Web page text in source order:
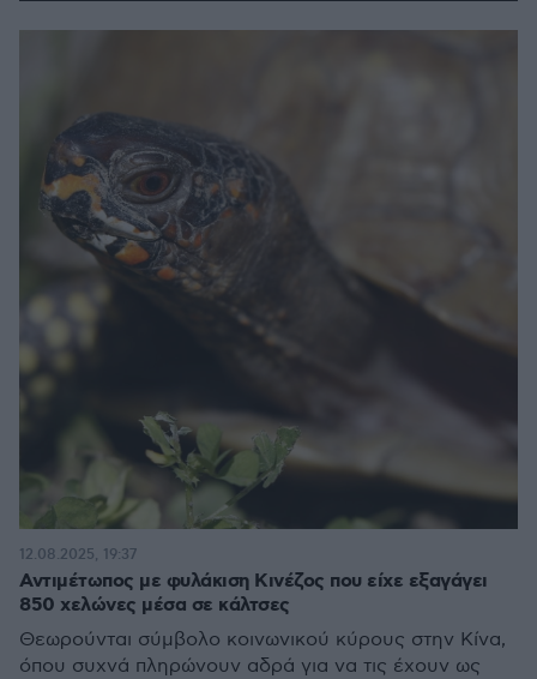
Αντιμέτωπος με φυλάκιση Κινέζος που είχε εξαγάγει
850 χελώνες μέσα σε κάλτσες
Θεωρούνται σύμβολο κοινωνικού κύρους στην Κίνα,
όπου συχνά πληρώνουν αδρά για να τις έχουν ως
12.08.2025, 19:37